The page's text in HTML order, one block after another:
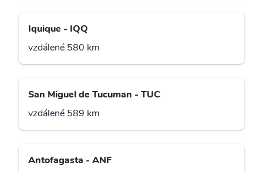
Iquique - IQQ
vzdálené 580 km
San Miguel de Tucuman - TUC
vzdálené 589 km
Antofagasta - ANF